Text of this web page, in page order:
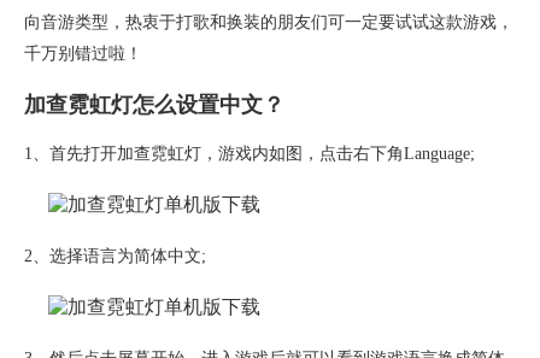
向音游类型，热衷于打歌和换装的朋友们可一定要试试这款游戏，
千万别错过啦！
加查霓虹灯怎么设置中文？
1、首先打开加查霓虹灯，游戏内如图，点击右下角Language;
2、选择语言为简体中文;